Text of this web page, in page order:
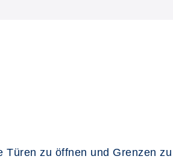
Türen zu öffnen und Grenzen zu